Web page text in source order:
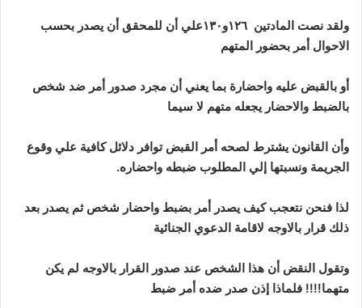
ولقد نصت المادتين ١٢٦و١٣٠علي أن للمحقق أن يصدر بحسب
الاحوال أمر بحضور المتهم
أو بالقبض عليه واحضارة بما يعني أن مجرد صدور أمر ضد شخص
بالضبط والاحضار يجعله متهم لا سيما
وأن القانون يشترط لصحه أمر القبض توافر دلائل كافية علي وقوع
الجريمة ونسبتها إلي المطلوب ضبطه واحضاره.
لذا فنحن نتعجب كيف يصدر أمر بضبط واحضار شخص ثم يصدر بعد
ذلك قرار بالاوجه لاقامة الدعوي الجنائية
وتقول النقض أن هذا الشخص عند صدور القرار بالاوجه لم يكن
متهما!!!! فلماذا إذن صدر ضده أمر ضبط